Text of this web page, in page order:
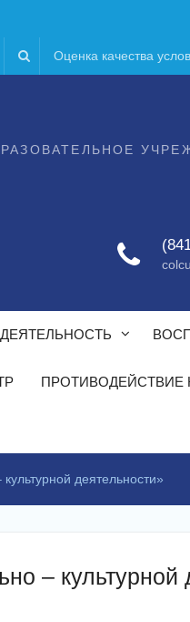
Оценка качества
ПРОТИВОДЕЙСТВИЕ
деятельности»
– культурной